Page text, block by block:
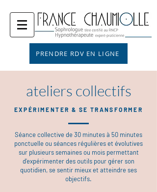
PRENDRE RDV EN LIGNE
ateliers collectifs
EXPÉRIMENTER & SE TRANSFORMER
Séance collective de 30 minutes à 50 minutes
ponctuelle ou séances régulières et évolutives
sur plusieurs semaines ou mois permettant
d'expérimenter des outils pour gérer son
quotidien, se sentir mieux et atteindre ses
objectifs.